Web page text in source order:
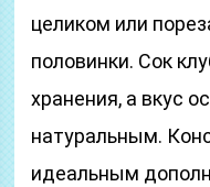
целиком или
половинки. Сок
хранения, а вкус
натуральным.
идеальным